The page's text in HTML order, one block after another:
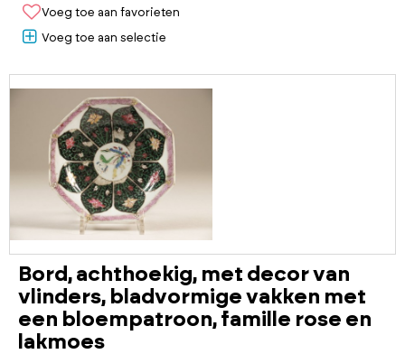
Voeg toe aan favorieten
Voeg toe aan selectie
Bord, achthoekig, met decor van
vlinders, bladvormige vakken met
een bloempatroon, famille rose en
lakmoes